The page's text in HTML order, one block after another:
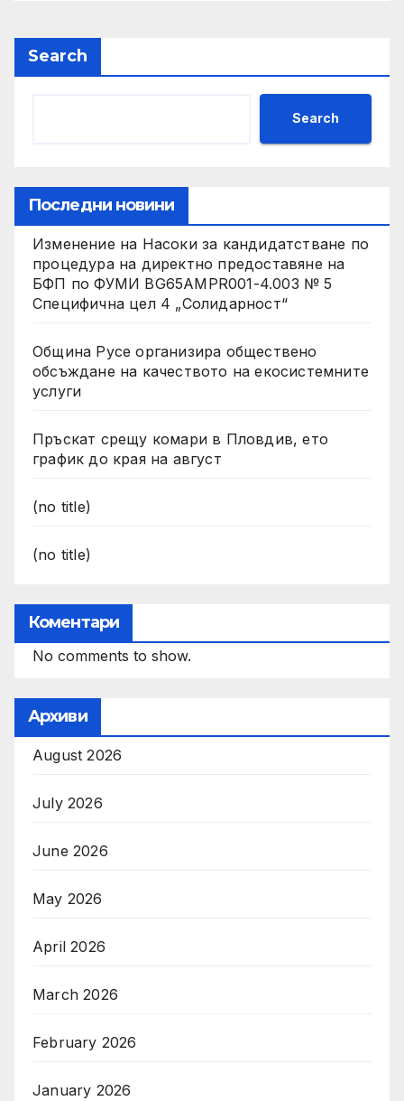
Search
Search
Последни новини
Изменение на Насоки за кандидатстване по
процедура на директно предоставяне на
БФП по ФУМИ BG65AMPR001-4.003 № 5
Специфична цел 4 „Солидарност“
Община Русе организира обществено
обсъждане на качеството на екосистемните
услуги
Пръскат срещу комари в Пловдив, ето
график до края на август
(no title)
(no title)
Коментари
No comments to show.
Архиви
August 2026
July 2026
June 2026
May 2026
April 2026
March 2026
February 2026
January 2026